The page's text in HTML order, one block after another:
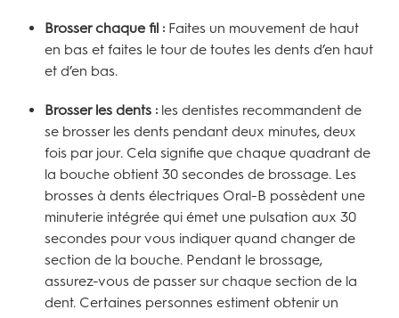
Brosser chaque fil : Faites un mouvement de haut
en bas et faites le tour de toutes les dents d’en haut
et d’en bas.
Brosser les dents : les dentistes recommandent de
se brosser les dents pendant deux minutes, deux
fois par jour. Cela signifie que chaque quadrant de
la bouche obtient 30 secondes de brossage. Les
brosses à dents électriques Oral-B possèdent une
minuterie intégrée qui émet une pulsation aux 30
secondes pour vous indiquer quand changer de
section de la bouche. Pendant le brossage,
assurez-vous de passer sur chaque section de la
dent. Certaines personnes estiment obtenir un